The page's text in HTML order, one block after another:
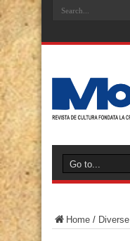
Home / Diverse